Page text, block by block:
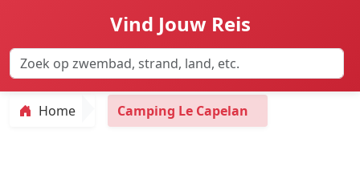
Vind Jouw Reis
Home Camping Le Capelan